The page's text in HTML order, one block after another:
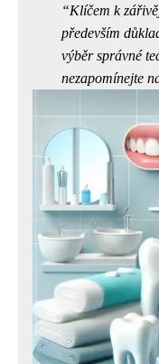
Klíčem k
především
výběr správné
nezapomínejte